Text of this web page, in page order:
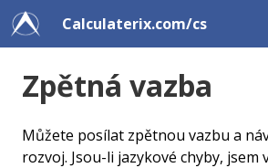
Calculaterix.com/cs
Zpětná vazba
Můžete posílat zpětnou vazbu a
rozvoj. Jsou-li jazykové chyby, jsem